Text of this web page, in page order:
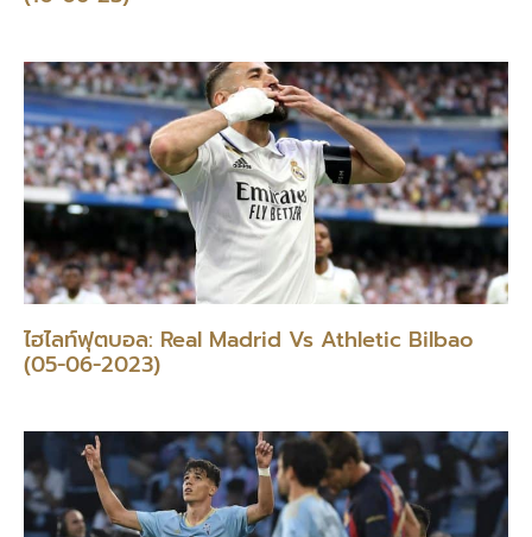
ไฮไลท์ฟุตบอล: Real Madrid Vs Athletic Bilbao
(05-06-2023)